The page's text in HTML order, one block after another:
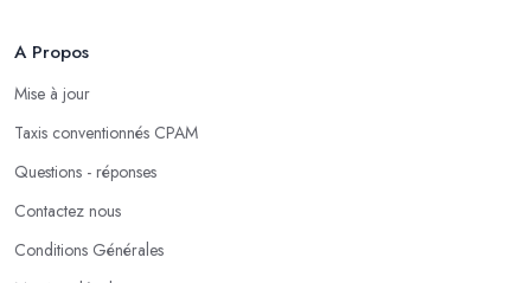
A Propos
Mise à jour
Taxis conventionnés CPAM
Questions - réponses
Contactez nous
Conditions Générales